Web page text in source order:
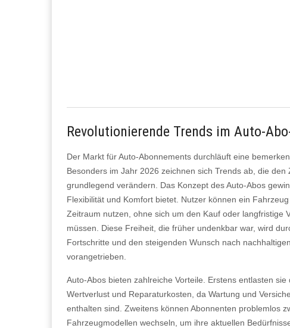
Revolutionierende Trends im Auto-
Der Markt für Auto-Abonnements durchläuft eine
Besonders im Jahr 2026 zeichnen sich Trends ab, die den
grundlegend verändern. Das Konzept des Auto-Abos
Flexibilität und Komfort bietet. Nutzer können ein
Zeitraum nutzen, ohne sich um den Kauf oder langfristige
müssen. Diese Freiheit, die früher undenkbar war, wird
Fortschritte und den steigenden Wunsch nach
vorangetrieben.
Auto-Abos bieten zahlreiche Vorteile. Erstens entlasten
Wertverlust und Reparaturkosten, da Wartung und
enthalten sind. Zweitens können Abonnenten problemlos
Fahrzeugmodellen wechseln, um ihre aktuellen